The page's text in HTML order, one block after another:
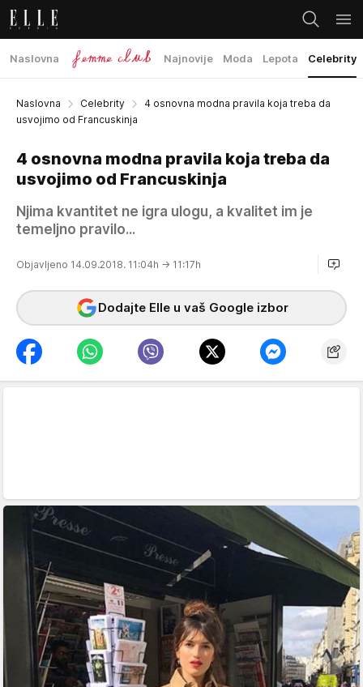
Naslovna Najnovije Moda Lepota Celebrity
Naslovna Celebrity
4 osnovna modna pravila koja treba da
usvojimo od Francuskinja
4 osnovna modna pravila koja treba da
usvojimo od Francuskinja
Njima kvantitet ne igra ulogu, a kvalitet im je
temeljno pravilo...
Objavljeno 14.09.2018. 11:04h → 11:17h
Dodajte Elle u vaš Google izbor